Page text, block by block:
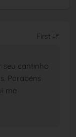
seu cantinho
Parabéns
me